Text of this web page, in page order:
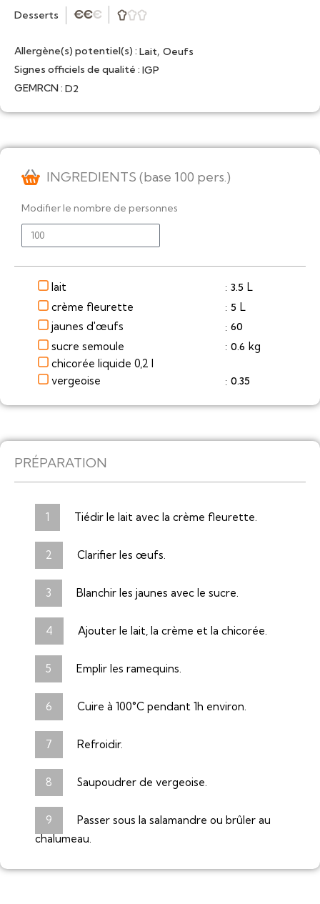
Desserts ★★★ 
Allergène(s) potentiel(s) : Lait, Oeufs
Signes officiels de qualité : IGP
GEMRCN : D2
INGREDIENTS (base 100 pers.)
Modifier le nombre de personnes
lait : 3.5 L
crème fleurette
: 5 L
jaunes d'œufs
: 60
sucre semoule : 0.6 kg
chicorée liquide 0,2 l
vergeoise
: 0.35
PRÉPARATION
Tiédir le lait avec la crème fleurette.
Clarifier les œufs.
Blanchir les jaunes avec le sucre.
Ajouter le lait, la crème et la chicorée.
Emplir les ramequins.
Cuire à 100°C pendant 1h environ.
Refroidir.
Saupoudrer de vergeoise.
Passer sous la salamandre ou brûler au
chalumeau.